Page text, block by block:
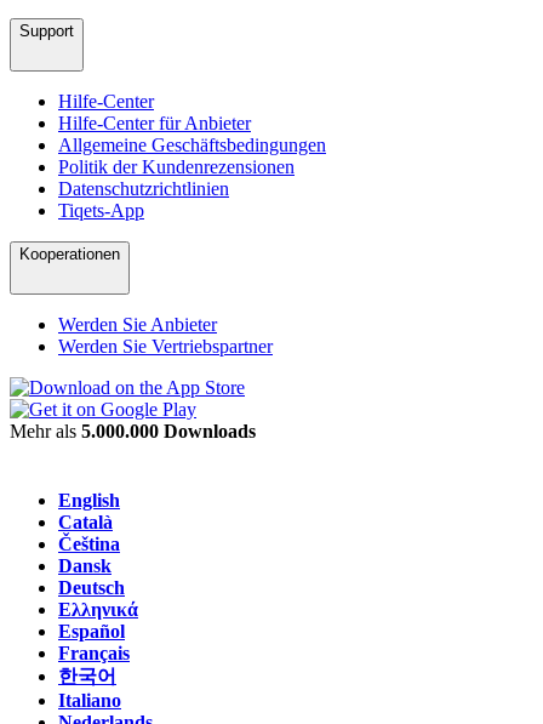
Support
Hilfe-Center
Hilfe-Center für Anbieter
Allgemeine Geschäftsbedingungen
Politik der Kundenrezensionen
Datenschutzrichtlinien
Tiqets-App
Kooperationen
Werden Sie Anbieter
Werden Sie Vertriebspartner
Mehr als 5.000.000 Downloads
English
Català
Čeština
Dansk
Deutsch
Ελληνικά
Español
Français
한국어
Italiano